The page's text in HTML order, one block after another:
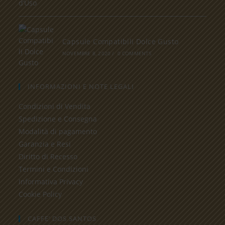
Capsule Compatibili Dolce Gusto
NOVEMBRE 8, 2020 / 0 COMMENTS
INFORMAZIONI E NOTE LEGALI
Condizioni di Vendita
Spedizione e Consegna
Modalità di pagamento
Garanzia e Resi
Diritto di Recesso
Termini e Condizioni
Informativa Privacy
Cookie Policy
CAFFE’ DOS SANTOS